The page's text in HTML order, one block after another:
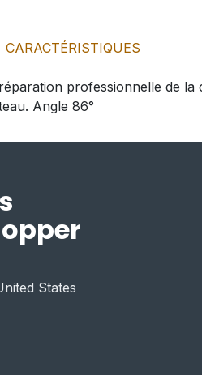
CARACTÉRISTIQUES
professionnelle de
Angle 86°
States